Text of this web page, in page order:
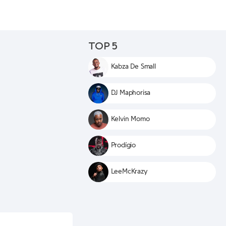
TOP 5
Kabza De Small
DJ Maphorisa
Kelvin Momo
Prodígio
LeeMcKrazy